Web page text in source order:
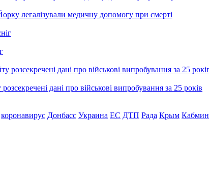
легалізували медичну допомогу при смерті
дані про військові випробування за 25 років
коронавирус Донбасс Украина ЕС ДТП Рада Крым Кабмин